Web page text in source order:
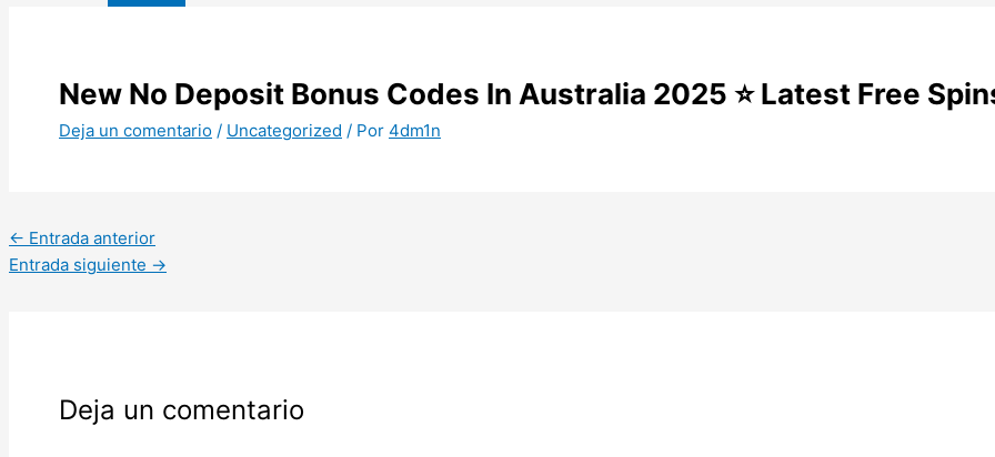
New No Deposit Bonus Codes In Australia 2025 ⭐ Latest Free
Deja un comentario / Uncategorized / Por 4dm1n
← Entrada anterior
Entrada siguiente →
Deja un comentario